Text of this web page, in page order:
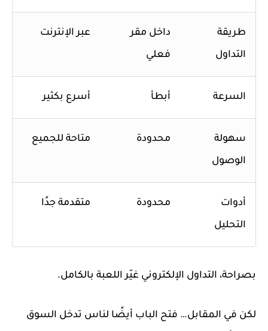
طريقة
التداول
داخل مقر
فعلي
عبر الإنترنت
السرعة أبطأ أسرع بكثير
سهولة
الوصول
محدودة متاحة للجميع
أدوات
التحليل
محدودة متقدمة جدًا
بصراحة، التداول الإلكتروني غيّر اللعبة بالكامل.
لكن في المقابل… فتح الباب أيضًا لناس تدخل السوق